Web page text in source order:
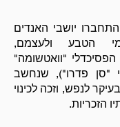
יושבי האנדים
הטבע ולעצמם,
"וואטשומה"
"סן פדרו"), שנחשב
לנפש, וזכה לכינוי
הזכריות.